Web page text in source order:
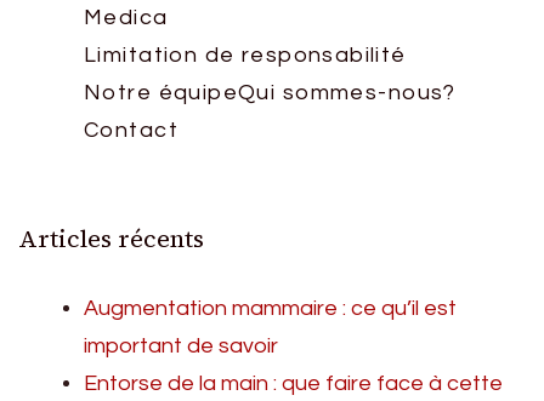
Medica
Limitation de responsabilité
Notre équipeQui sommes-nous?
Contact
Articles récents
Augmentation mammaire : ce qu’il est
important de savoir
Entorse de la main : que faire face à cette